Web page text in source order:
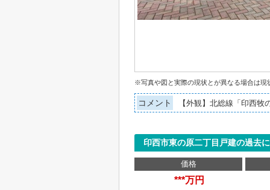
※写真や図と実際の現状とが異なる場合は現
コメント 【外観】北総線「印西牧
印西市東の原二丁目戸建の過去
価格
***万円